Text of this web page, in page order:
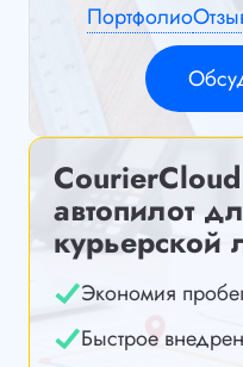
Портфолио
автопилот
курьерской
Экономия
Быстрое